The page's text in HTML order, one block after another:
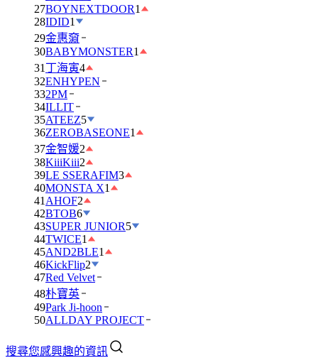
27BOYNEXTDOOR1
28IDID1
29金惠奫
30BABYMONSTER1
31 丁海寅4
32ENHYPEN
332PM
34ILLIT
35ATEEZ5
36ZEROBASEONE1
37金智媛2
38KiiiKiii2
39LE SSERAFIM3
40MONSTA X1
41 AHOF2
42BTOB6
43SUPER JUNIOR5
44TWICE1
45AND2BLE1
46KickFlip2
47Red Velvet
48朴寶英
49Park Ji-hoon
50ALLDAY PROJECT
搜尋您感興趣的資訊